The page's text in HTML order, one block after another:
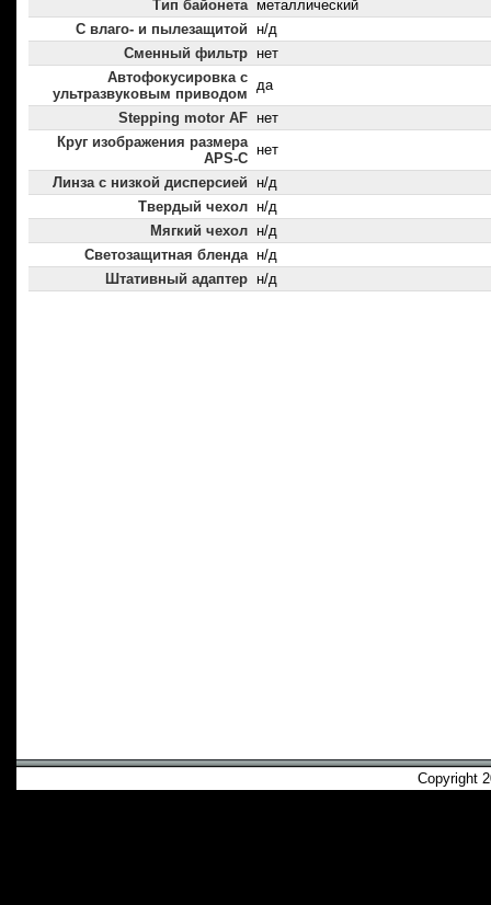
Тип байонета металлический
С влаго- и пылезащитой н/д
Сменный фильтр нет
Автофокусировка с
ультразвуковым приводом
да
Stepping motor AF нет
Круг изображения размера
APS-C
нет
Линза с низкой дисперсией
н/д
Твердый чехол н/д
Мягкий чехол н/д
Светозащитная бленда н/д
Штативный адаптер н/д
Copyright